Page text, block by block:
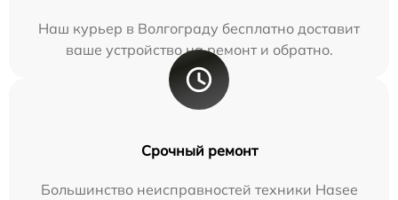
Наш курьер в Волгограду бесплатно доставит
ваше устройство на ремонт и обратно.
Срочный ремонт
Большинство неисправностей техники Hasee